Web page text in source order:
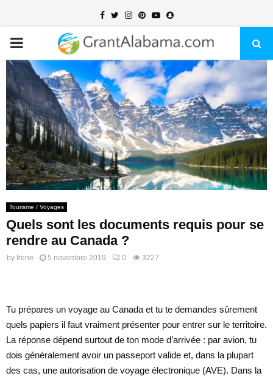
Facebook
TwitterInstagram
PinterestYoutubeSnapchat
PRIMARY
MENU
Tourisme / Voyages
Quels sont les documents requis pour se
rendre au Canada ?
by Irene 5 novembre 2019 0 3227
Tu prépares un voyage au Canada et tu te demandes sûrement
quels papiers il faut vraiment présenter pour entrer sur le territoire.
La réponse dépend surtout de ton mode d’arrivée : par avion, tu
dois généralement avoir un passeport valide et, dans la plupart
des cas, une autorisation de voyage électronique (AVE). Dans la